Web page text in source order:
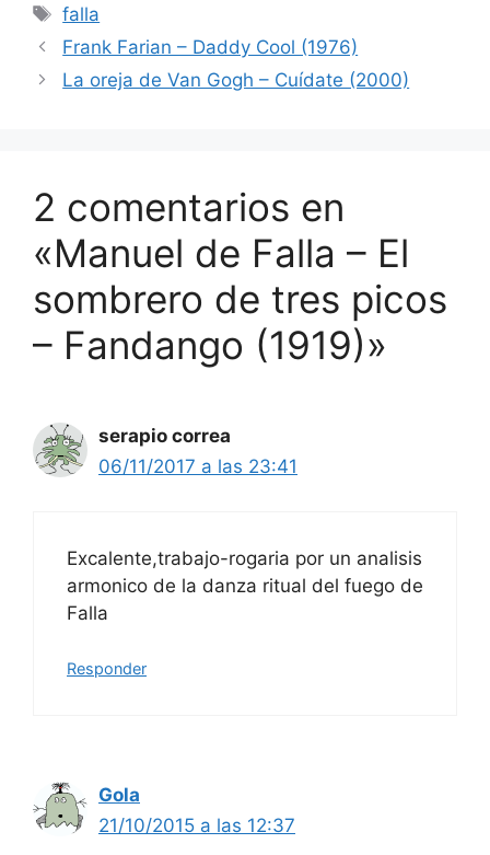
Etiquetas
falla
Frank Farian – Daddy Cool (1976)
La oreja de Van Gogh – Cuídate (2000)
2 comentarios en
«Manuel de Falla – El
sombrero de tres picos
– Fandango (1919)»
serapio correa
06/11/2017 a las 23:41
Excalente,trabajo-rogaria por un analisis
armonico de la danza ritual del fuego de
Falla
Responder
Gola
21/10/2015 a las 12:37